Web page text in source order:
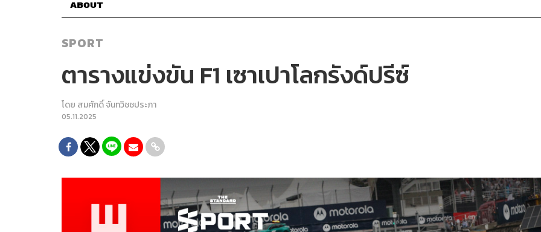
ABOUT
SPORT
ตารางแข่งขัน F1 เซาเปาโลกรังด์ปรีซ์
โดย สมศักดิ์ จันทวิชชประภา
05.11.2025